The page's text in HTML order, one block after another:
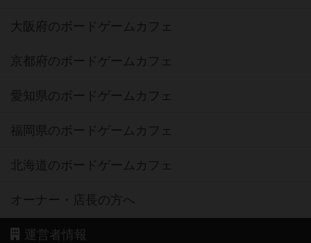
大阪府のボードゲームカフェ
京都府のボードゲームカフェ
愛知県のボードゲームカフェ
福岡県のボードゲームカフェ
北海道のボードゲームカフェ
オーナー・店長の方へ
運営者情報